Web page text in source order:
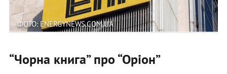
ФОТО: ENERGYNEWS.COM.UA
“Чорна книга” про “Оріон”